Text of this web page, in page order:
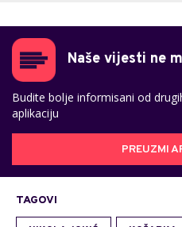
Naše vijesti ne
Budite bolje informisani od
aplikaciju
PREUZMI
TAGOVI